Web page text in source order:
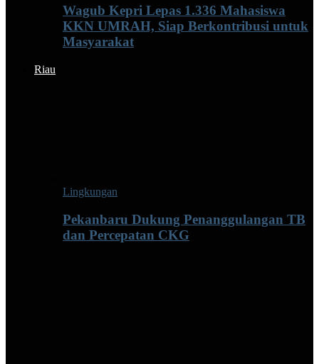
Wagub Kepri Lepas 1.336 Mahasiswa
KKN UMRAH, Siap Berkontribusi untuk
Masyarakat
Riau
Lingkungan
Pekanbaru Dukung Penanggulangan TB
dan Percepatan CKG